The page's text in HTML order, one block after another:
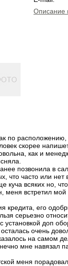
Описание
по
скорее
как и
позвонила в
что часто или нет
куча всяких но,
меня встретил
кредита, его
серьезно
установкой доп
очень
на самом
мне навязал
меня